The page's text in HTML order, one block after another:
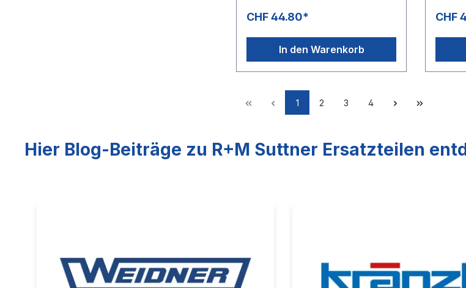
CHF 44.80*
In den Warenkorb
CHF
1 2 3 4
Hier Blog-Beiträge zu R+M Suttner Ersatzteilen